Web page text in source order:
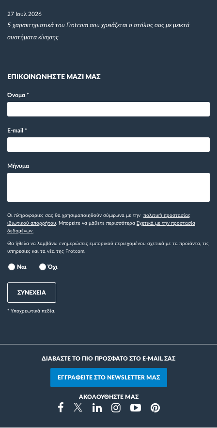
27 Ιουλ 2026
5 χαρακτηριστικά του Frotcom που χρειάζεται ο στόλος σας με μεικτά
συστήματα κίνησης
ΕΠΙΚΟΙΝΩΝΗΣΤΕ ΜΑΖΙ ΜΑΣ
Όνομα *
E-mail *
Μήνυμα
Οι πληροφορίες σας θα χρησιμοποιηθούν σύμφωνα με την πολιτική προστασίας
ιδιωτικού απορρήτου . Μπορείτε να μάθετε περισσότερα Σχετικά με την προστασία
δεδομένων.
Θα ήθελα να λαμβάνω ενημερώσεις εμπορικού περιεχομένου σχετικά με τα προϊόντα, τις
υπηρεσίες και τα νέα της Frotcom.
Ναι Όχι
ΣΥΝΕΧΕΙΑ
* Yποχρεωτικά πεδία.
ΔΙΑΒΑΣΤΕ ΤΟ ΠΙΟ ΠΡΟΣΦΑΤΟ ΣΤΟ E-MAIL ΣΑΣ
ΕΓΓΡΑΦΕΙΤΕ ΣΤΟ NEWSLETTER ΜΑΣ
ΑΚΟΛΟΥΘΗΣΤΕ ΜΑΣ
FacebookTwitterLinkedinInstragramYoutubePinterest